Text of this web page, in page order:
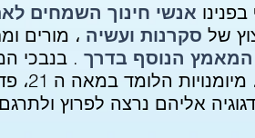
אנשי חינוך השמחים
של סקרנות ועשיה ، מורים
המאמץ הנוסף בדרך . בנבכי
מצאנו מפות אוצר
אליהם נרצה לפרוץ